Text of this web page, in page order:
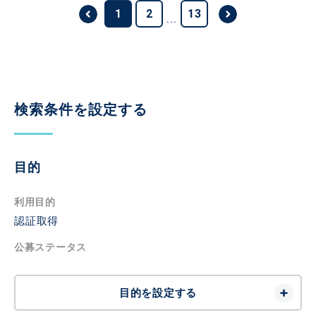
1 2 ... 13
検索条件を設定する
目的
利用目的
認証取得
公募ステータス
目的を設定する